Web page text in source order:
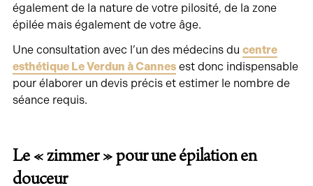
également de la nature de votre pilosité, de la zone
épilée mais également de votre âge.
Une consultation avec l’un des médecins du centre
esthétique Le Verdun à Cannesest donc indispensable
pour élaborer un devis précis et estimer le nombre de
séance requis.
Le « zimmer » pour une épilation en
douceur